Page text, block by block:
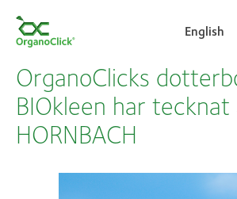
English
Search for:
OrganoClicks
BIOkleen har
HORNBACH